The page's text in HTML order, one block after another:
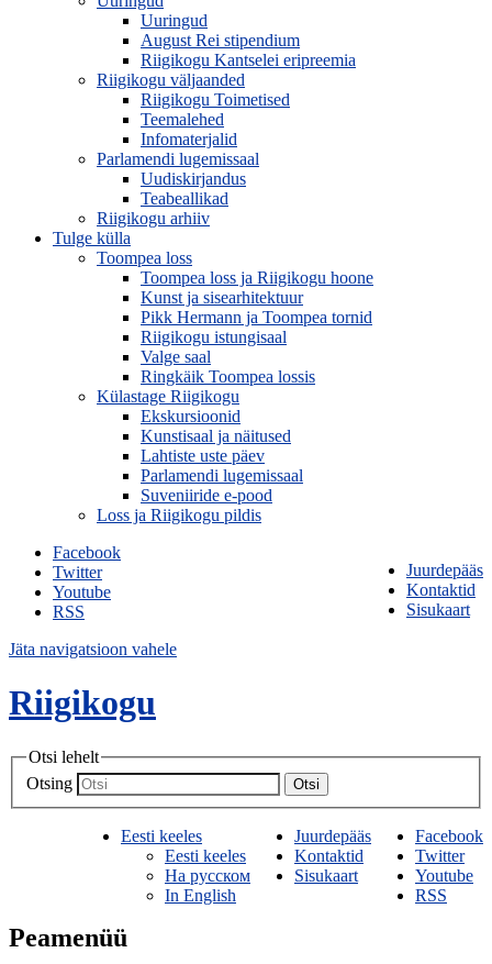
Uuringud
August Rei stipendium
Riigikogu Kantselei eripreemia
Riigikogu väljaanded
Riigikogu Toimetised
Teemalehed
Infomaterjalid
Parlamendi lugemissaal
Uudiskirjandus
Teabeallikad
Riigikogu arhiiv
Tulge külla
Toompea loss
Toompea loss ja Riigikogu hoone
Kunst ja sisearhitektuur
Pikk Hermann ja Toompea tornid
Riigikogu istungisaal
Valge saal
Ringkäik Toompea lossis
Külastage Riigikogu
Ekskursioonid
Kunstisaal ja näitused
Lahtiste uste päev
Parlamendi lugemissaal
Suveniiride e-pood
Loss ja Riigikogu pildis
Juurdepääs
Kontaktid
Sisukaart
Facebook
Twitter
Youtube
RSS
Jäta navigatsioon vahele
Riigikogu
Otsi lehelt
Otsing
Otsi
Facebook
Twitter
Youtube
RSS
Juurdepääs
Kontaktid
Sisukaart
Eesti keeles
Eesti keeles
На русском
In English
Peamenüü